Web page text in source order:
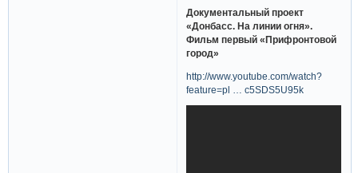
Документальный проект
«Донбасс. На линии огня».
Фильм первый «Прифронтовой
город»
http://www.youtube.com/watch?
feature=pl … c5SDS5U95k